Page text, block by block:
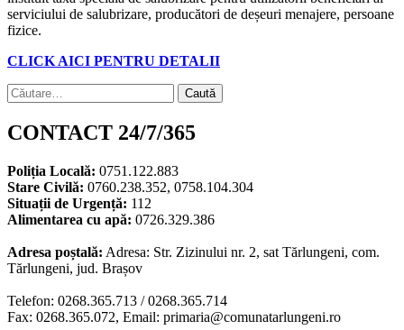
serviciului de salubrizare, producători de deșeuri menajere, persoane
fizice.
CLICK AICI PENTRU DETALII
Caută
după:
CONTACT 24/7/365
Poliția Locală: 0751.122.883
Stare Civilă: 0760.238.352, 0758.104.304
Situații de Urgență: 112
Alimentarea cu apă: 0726.329.386
Adresa poștală: Adresa: Str. Zizinului nr. 2, sat Tărlungeni, com.
Tărlungeni, jud. Brașov
Telefon: 0268.365.713 / 0268.365.714
Fax: 0268.365.072, Email: primaria@comunatarlungeni.ro